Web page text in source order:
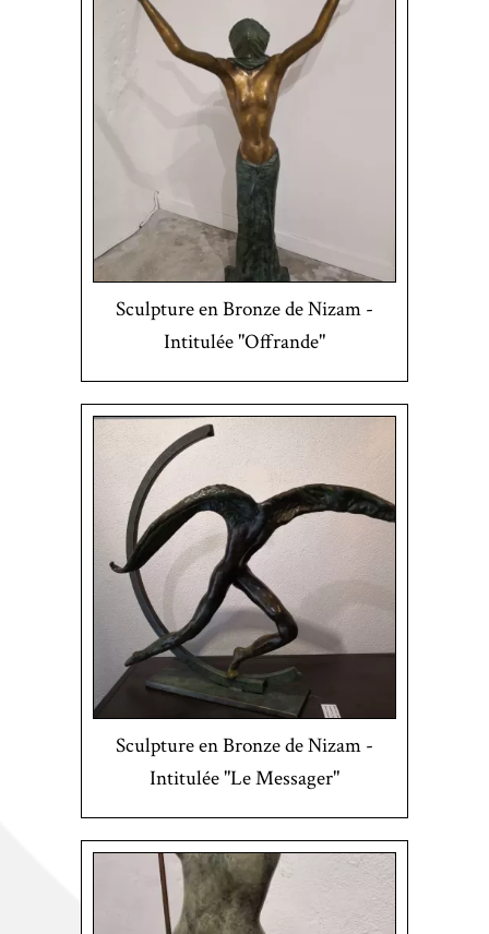
Sculpture en Bronze de Nizam -
Intitulée "Offrande"
Sculpture en Bronze de Nizam -
Intitulée "Le Messager"